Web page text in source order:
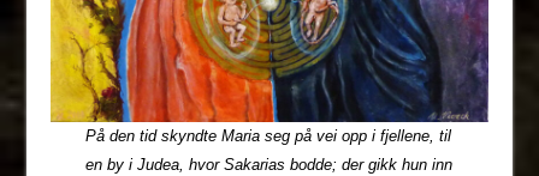
På den tid skyndte Maria seg på vei opp i fjellene, til
en by i Judea, hvor Sakarias bodde; der gikk hun inn